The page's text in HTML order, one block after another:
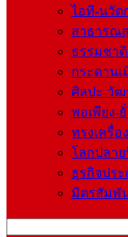
ไอที-นวัต
สาธารณ
ธรรมชา
กระดานเ
ศิลปะ-วัฒ
พอเพียง-
ทรงเครื่อ
โลกปลาย
ธุรกิจปร
มิตรสัมพั